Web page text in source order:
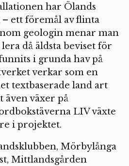
har Ölands
– ett föremål av flinta
geologin menar man
då äldsta beviset för
i grunda hav på
verkar som en
textbaserade land art
även växer på
LIV växte
i projektet.
Mörbylånga
Mittlandsgården